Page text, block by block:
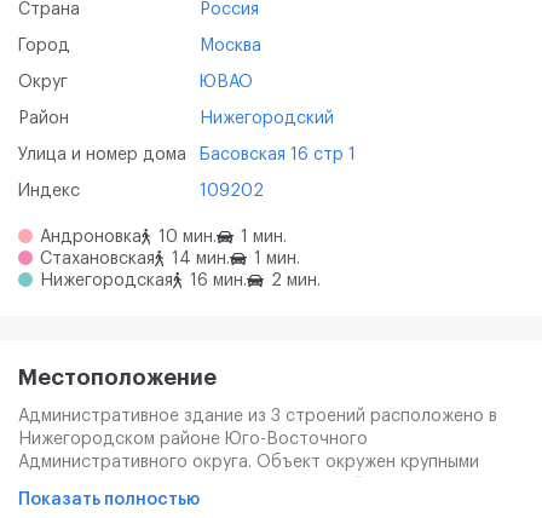
Страна Россия
Город Москва
Округ ЮВАО
Район Нижегородский
Улица и номер дома Басовская 16 стр 1
Индекс 109202
Андроновка 10 мин.
1 мин.
Стахановская
14 мин.
1 мин.
Нижегородская
16 мин. 2 мин.
Местоположение
Административное здание из 3 строений расположено в
Нижегородском районе Юго-Восточного
Административного округа. Объект окружен крупными
Энтузиастов. Ближайшая станция метро "Андроновка". От
Показать полностью